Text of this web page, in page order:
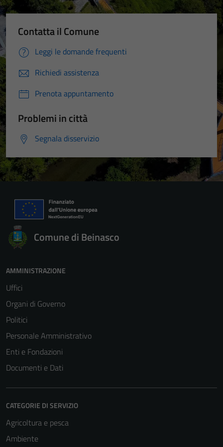
Contatta il Comune
Leggi le domande frequenti
Richiedi assistenza
Prenota appuntamento
Problemi in città
Segnala disservizio
Comune di Beinasco
AMMINISTRAZIONE
Uffici
Organi di Governo
Politici
Personale Amministrativo
Enti e Fondazioni
Documenti e Dati
CATEGORIE DI SERVIZIO
Agricoltura e pesca
Ambiente